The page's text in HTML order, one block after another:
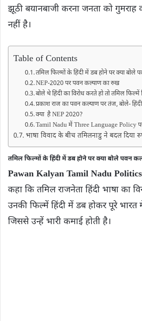
झूठी बयानबाजी करना जनता को
नहीं है।
Table of Contents
तमिल फिल्मों के हिंदी में डब होने पर क्या बोले
NEP-2020 पर पवन कल्याण का रुख
बोले थे हिंदी का विरोध करते हो तो तमिल फ‍िल्‍में
प्रकाश राज का पवन कल्याण पर तंज, बोले-
क्या है NEP 2020?
Tamil Nadu में Three Language Policy
भाषा विवाद के बीच तमिलनाडु ने बदल दिया
तमिल फिल्मों के हिंदी में डब होने पर क्या बोले पवन
Pawan Kalyan Tamil Nadu Politics
कहा कि तमिल राजनेता हिंदी भाषा का
उनकी फिल्में हिंदी में डब होकर पूरे भारत
जिससे उन्हें भारी कमाई होती है।